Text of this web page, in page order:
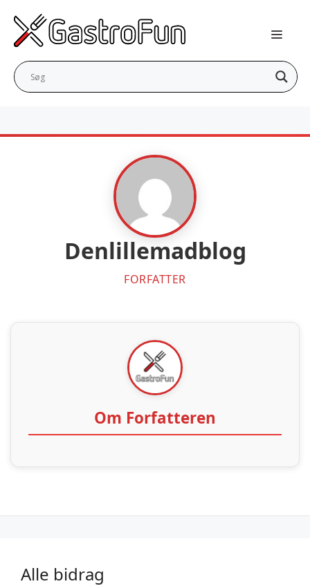
indhold
Denlillemadblog
FORFATTER
Om Forfatteren
Alle bidrag